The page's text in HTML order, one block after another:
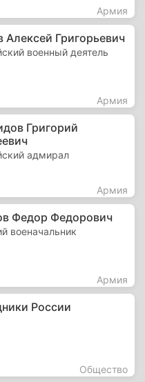
Армия
Алексей Григорьевич
военный деятель
Армия
Григорий
адмирал
Армия
Федор Федорович
военачальник
Армия
России
Общество